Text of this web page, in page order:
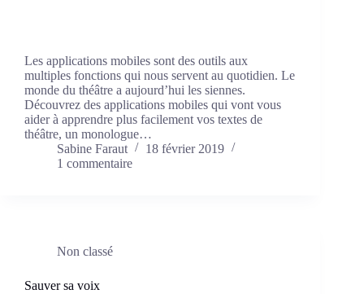
Les applications mobiles sont des outils aux
multiples fonctions qui nous servent au quotidien. Le
monde du théâtre a aujourd’hui les siennes.
Découvrez des applications mobiles qui vont vous
aider à apprendre plus facilement vos textes de
théâtre, un monologue…
Sabine Faraut
18 février 2019
1 commentaire
Non classé
Sauver sa voix